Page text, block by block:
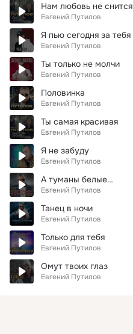
Нам любовь не снится
Евгений Путилов
Я пью сегодня за тебя
Евгений Путилов
Ты только не молчи
Евгений Путилов
Половинка
Евгений Путилов
Ты самая красивая
Евгений Путилов
Я не забуду
Евгений Путилов
А туманы белые…
Евгений Путилов
Танец в ночи
Евгений Путилов
Только для тебя
Евгений Путилов
Омут твоих глаз
Евгений Путилов